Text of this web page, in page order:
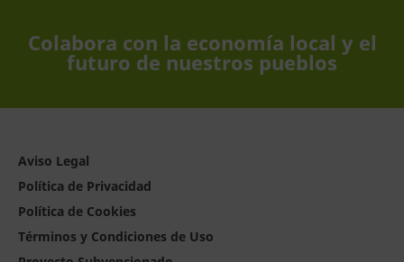
Colabora con la economía local y el
futuro de nuestros pueblos
Aviso Legal
Política de Privacidad
Política de Cookies
Términos y Condiciones de Uso